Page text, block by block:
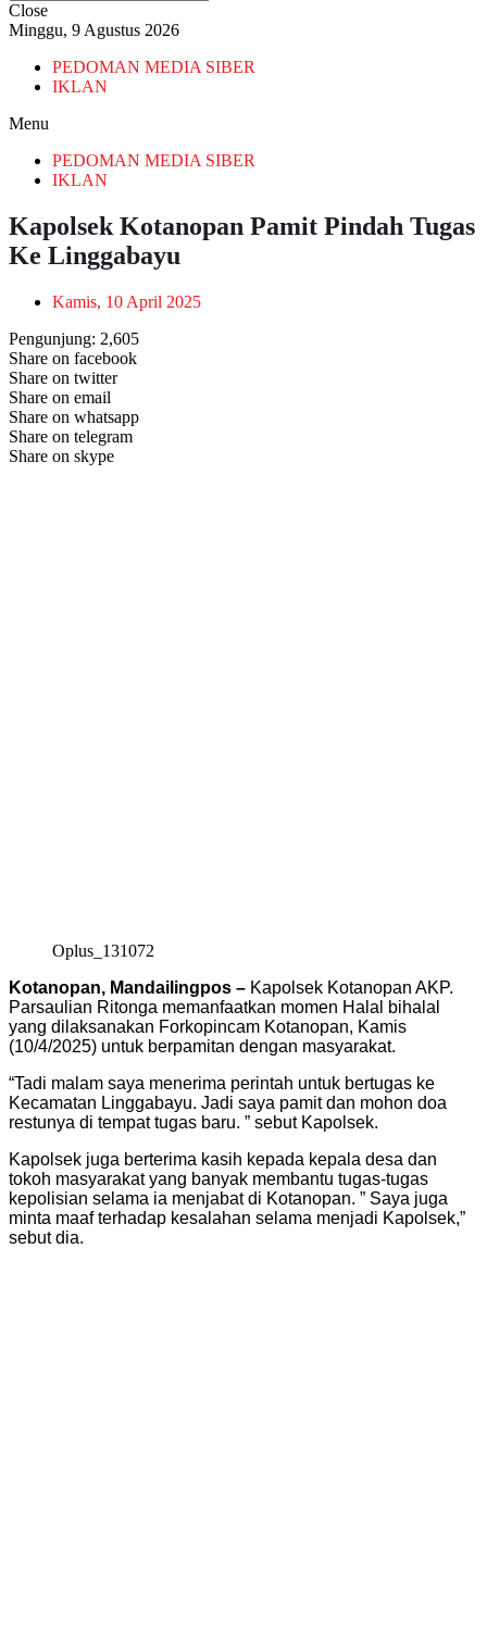
Close
Minggu, 9 Agustus 2026
PEDOMAN MEDIA SIBER
IKLAN
Menu
PEDOMAN MEDIA SIBER
IKLAN
Kapolsek Kotanopan Pamit Pindah Tugas
Ke Linggabayu
Kamis, 10 April 2025
Pengunjung: 2,605
Share on facebook
Share on twitter
Share on email
Share on whatsapp
Share on telegram
Share on skype
Oplus_131072
Kotanopan, Mandailingpos – Kapolsek Kotanopan AKP.
Parsaulian Ritonga memanfaatkan momen Halal bihalal
yang dilaksanakan Forkopincam Kotanopan, Kamis
(10/4/2025) untuk berpamitan dengan masyarakat.
“Tadi malam saya menerima perintah untuk bertugas ke
Kecamatan Linggabayu. Jadi saya pamit dan mohon doa
restunya di tempat tugas baru. ” sebut Kapolsek.
Kapolsek juga berterima kasih kepada kepala desa dan
tokoh masyarakat yang banyak membantu tugas-tugas
kepolisian selama ia menjabat di Kotanopan. ” Saya juga
minta maaf terhadap kesalahan selama menjadi Kapolsek,”
sebut dia.